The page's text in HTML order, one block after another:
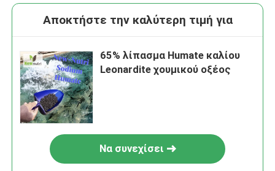
Αποκτήστε την καλύτερη τιμή για
65% λίπασμα Humate καλίου
Leonardite χουμικού οξέος
Να συνεχίσει